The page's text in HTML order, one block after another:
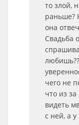
то злой,
раньше?
она
Свадьба
чего не
что из
видеть
с ней, а